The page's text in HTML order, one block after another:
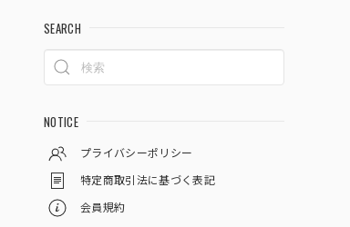
SEARCH
NOTICE
プライバシーポリシー
特定商取引法に基づく表記
会員規約